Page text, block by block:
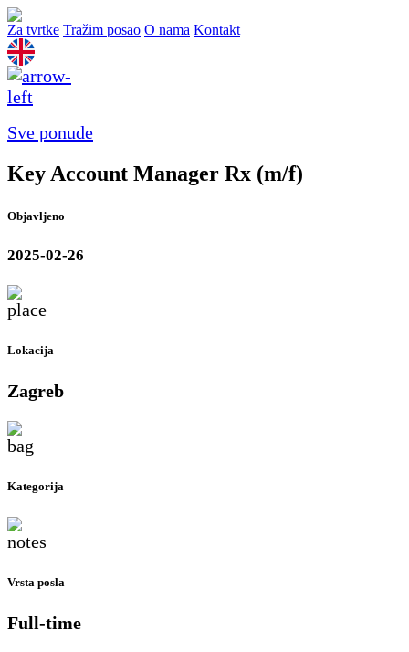
Za tvrtke Tražim posao O nama Kontakt
Sve ponude
Key Account Manager Rx (m/f)
Objavljeno
2025-02-26
Lokacija
Zagreb
Kategorija
Vrsta posla
Full-time